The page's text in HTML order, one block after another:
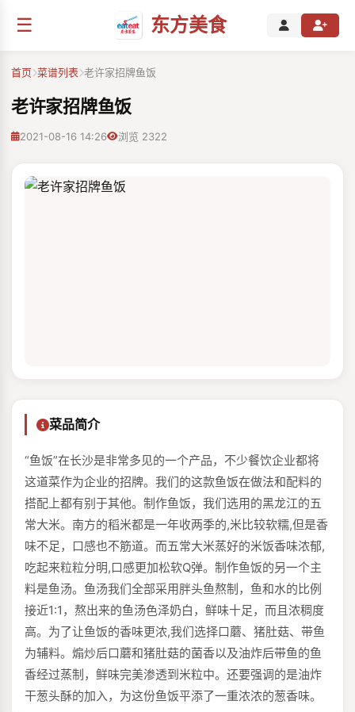
☰ 东方美食
首页 菜谱列表 老许家招牌鱼饭
老许家招牌鱼饭
2021-08-16 14:26 浏览 2322
菜品简介
“鱼饭”在长沙是非常多见的一个产品，不少餐饮企业都将
这道菜作为企业的招牌。我们的这款鱼饭在做法和配料的
搭配上都有别于其他。制作鱼饭，我们选用的黑龙江的五
常大米。南方的稻米都是一年收两季的,米比较软糯,但是香
味不足，口感也不筋道。而五常大米蒸好的米饭香味浓郁,
吃起来粒粒分明,口感更加松软Q弹。制作鱼饭的另一个主
料是鱼汤。鱼汤我们全部采用胖头鱼熬制，鱼和水的比例
接近1:1，熬出来的鱼汤色泽奶白，鲜味十足，而且浓稠度
高。为了让鱼饭的香味更浓,我们选择口蘑、猪肚菇、带鱼
为辅料。煽炒后口蘑和猪肚菇的菌香以及油炸后带鱼的鱼
香经过蒸制，鲜味完美渗透到米粒中。还要强调的是油炸
干葱头酥的加入，为这份鱼饭平添了一重浓浓的葱香味。